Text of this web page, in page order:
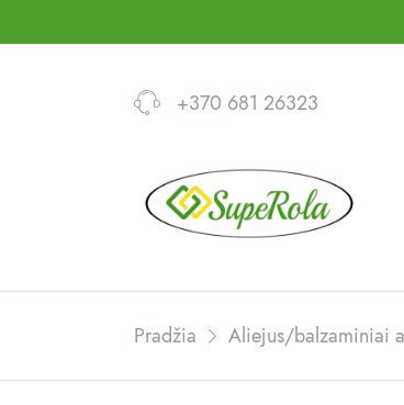
+370 681 26323
Pradžia Aliejus/balzaminiai